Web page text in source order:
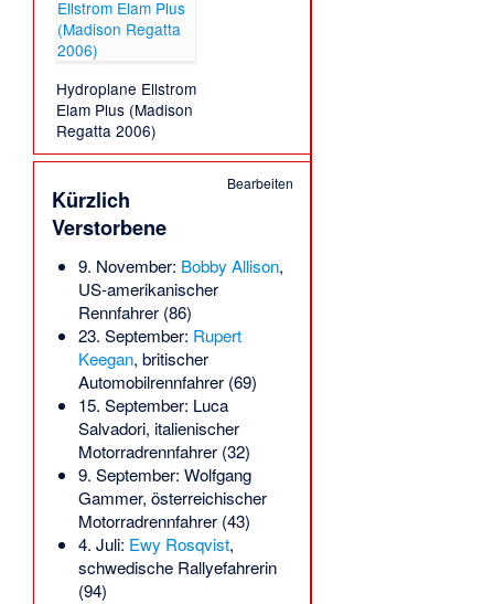
Hydroplane Ellstrom
Elam Plus (Madison
Regatta 2006)
Bearbeiten
Kürzlich
Verstorbene
9. November: Bobby Allison,
US-amerikanischer
Rennfahrer (86)
23. September: Rupert
Keegan, britischer
Automobilrennfahrer (69)
15. September: Luca
Salvadori, italienischer
Motorradrennfahrer (32)
9. September: Wolfgang
Gammer, österreichischer
Motorradrennfahrer (43)
4. Juli: Ewy Rosqvist,
schwedische Rallyefahrerin
(94)